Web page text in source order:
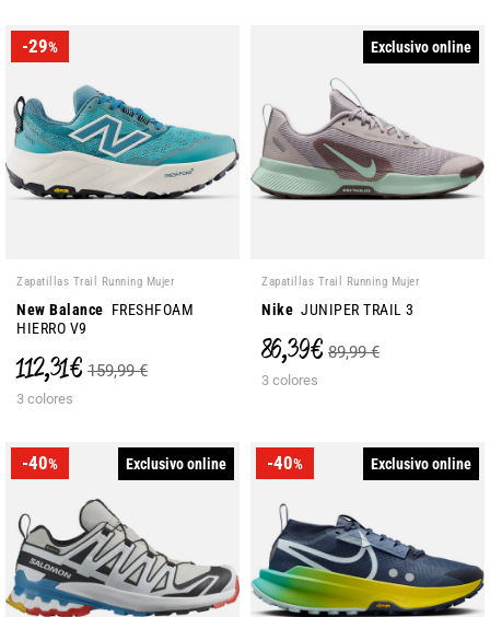
-29%
Zapatillas Trail Running Mujer
New Balance FRESHFOAM
HIERRO V9
112,31 € 159,99 €
3 colores
Exclusivo online
Zapatillas Trail Running Mujer
Nike JUNIPER TRAIL 3
86,39 € 89,99 €
3 colores
-40% Exclusivo online -40% Exclusivo online